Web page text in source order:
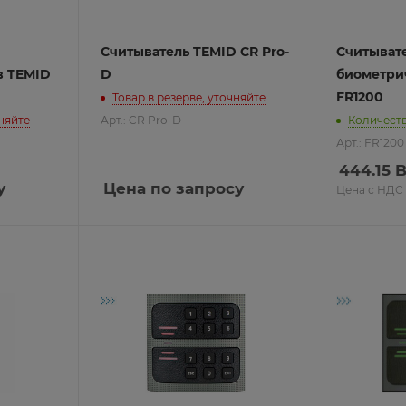
TEMID
Считыватель TEMID CR Pro-
D
Товар в резерве, уточняйте
Арт.: CR Pro-D
Цена по запросу
FR1200
Арт.: FR1200
444.15
Цена с НДС